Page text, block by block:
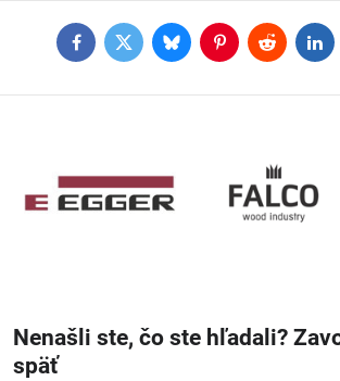
FacebookTwitterBlueskyPinterestReddit
Nenašli ste, čo ste hľadali?
späť